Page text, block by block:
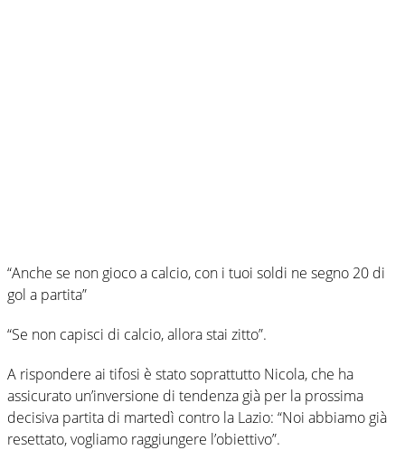
“Anche se non gioco a calcio, con i tuoi soldi ne segno 20 di
gol a partita”
“Se non capisci di calcio, allora stai zitto”.
A rispondere ai tifosi è stato soprattutto Nicola, che ha
assicurato un’inversione di tendenza già per la prossima
decisiva partita di martedì contro la Lazio: “Noi abbiamo già
resettato, vogliamo raggiungere l’obiettivo”.